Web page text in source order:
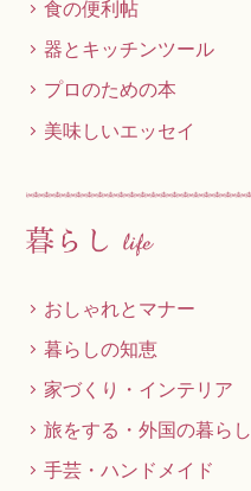
食の便利帖
器とキッチンツール
プロのための本
美味しいエッセイ
おしゃれとマナー
暮らしの知恵
家づくり・インテリア
旅をする・外国の暮らし
手芸・ハンドメイド